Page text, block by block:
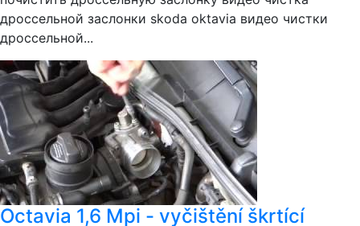
дроссельной заслонки skoda oktavia видео чистки
дроссельной...
Octavia 1,6 Mpi - vyčištění škrtící